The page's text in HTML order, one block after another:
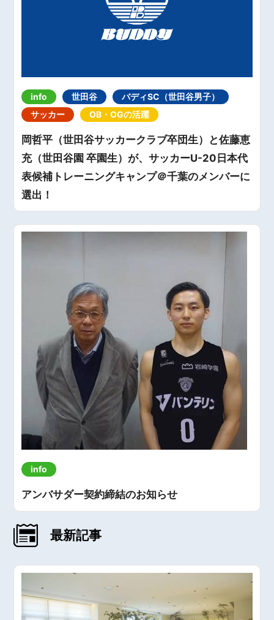
info 世田谷
バディSC（世田谷男子）
サッカー
OB・OGの活躍
岡哲平（世田谷サッカークラブ卒団生）と佐藤恵
充（世田谷園 卒園生）が、サッカーU-20日本代
表候補トレーニングキャンプ＠千葉のメンバーに
選出！
info
アンバサダー契約締結のお知らせ
最新記事